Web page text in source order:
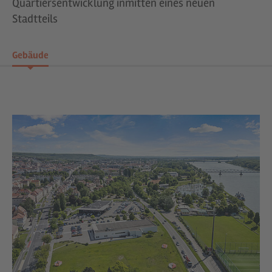
Quartiersentwicklung inmitten eines neuen
Stadtteils
Gebäude